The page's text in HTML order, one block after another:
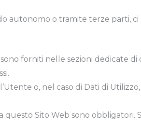
autonomo o tramite terze parti,
forniti nelle sezioni dedicate
o, nel caso di Dati di
Sito Web sono